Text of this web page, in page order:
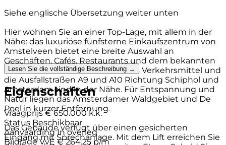
Siehe englische Übersetzung weiter unten
Hier wohnen Sie an einer Top-Lage, mit allem in der
Nähe: das luxuriöse fünfsterne Einkaufszentrum von
Amstelveen bietet eine breite Auswahl an
Geschäften, Cafés, Restaurants und dem bekannten
Cobra Museum. Auch öffentliches Verkehrsmittel und
die Ausfallstraßen A9 und A10 Richtung Schiphol und
Amsterdam sind in der Nähe. Für Entspannung und
Natur liegen das Amsterdamer Waldgebiet und De
Poel in kurzer Entfernung.
Das Gebäude verfügt über einen gesicherten
Eingang mit Sprechanlage. Mit dem Lift erreichen Sie
Lesen Sie die vollständige Beschreibung →
Eigenschaften
Vraagprijs € 650.000 k.k.
Status Beschikbaar
Aanvaarding In overleg
Bijdrage VvE € 264.25 p/m